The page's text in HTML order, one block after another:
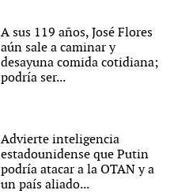
A sus 119 años, José Flores
aún sale a caminar y
desayuna comida cotidiana;
podría ser...
Advierte inteligencia
estadounidense que Putin
podría atacar a la OTAN y a
un país aliado...